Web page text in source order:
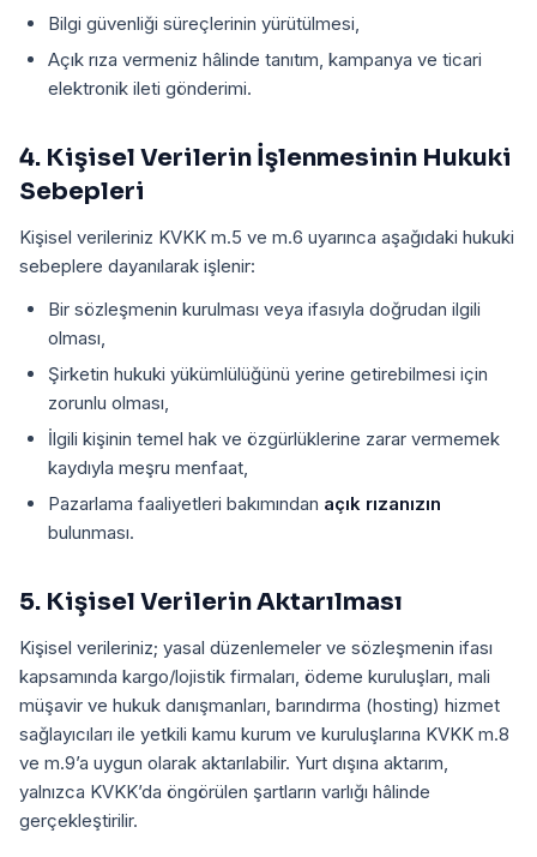
Bilgi güvenliği süreçlerinin yürütülmesi,
Açık rıza vermeniz hâlinde tanıtım, kampanya ve ticari
elektronik ileti gönderimi.
4. Kişisel Verilerin İşlenmesinin Hukuki
Sebepleri
Kişisel verileriniz KVKK m.5 ve m.6 uyarınca aşağıdaki hukuki
sebeplere dayanılarak işlenir:
Bir sözleşmenin kurulması veya ifasıyla doğrudan ilgili
olması,
Şirketin hukuki yükümlülüğünü yerine getirebilmesi için
zorunlu olması,
İlgili kişinin temel hak ve özgürlüklerine zarar vermemek
kaydıyla meşru menfaat,
Pazarlama faaliyetleri bakımından açık rızanızın
bulunması.
5. Kişisel Verilerin Aktarılması
Kişisel verileriniz; yasal düzenlemeler ve sözleşmenin ifası
kapsamında kargo/lojistik firmaları, ödeme kuruluşları, mali
müşavir ve hukuk danışmanları, barındırma (hosting) hizmet
sağlayıcıları ile yetkili kamu kurum ve kuruluşlarına KVKK m.8
ve m.9’a uygun olarak aktarılabilir. Yurt dışına aktarım,
yalnızca KVKK’da öngörülen şartların varlığı hâlinde
gerçekleştirilir.